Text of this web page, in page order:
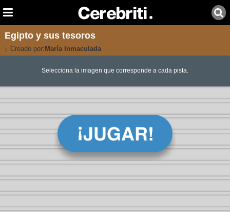
Egipto y sus tesoros
Creado por: María Inmaculada
Selecciona la imagen que corresponde a cada pista.